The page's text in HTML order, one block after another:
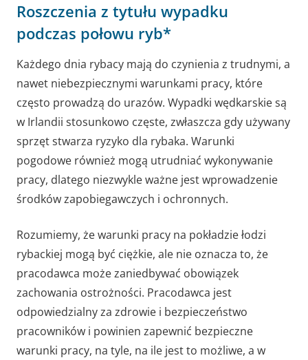
Roszczenia z tytułu wypadku
podczas połowu ryb*
Każdego dnia rybacy mają do czynienia z trudnymi, a
nawet niebezpiecznymi warunkami pracy, które
często prowadzą do urazów. Wypadki wędkarskie są
w Irlandii stosunkowo częste, zwłaszcza gdy używany
sprzęt stwarza ryzyko dla rybaka. Warunki
pogodowe również mogą utrudniać wykonywanie
pracy, dlatego niezwykle ważne jest wprowadzenie
środków zapobiegawczych i ochronnych.
Rozumiemy, że warunki pracy na pokładzie łodzi
rybackiej mogą być ciężkie, ale nie oznacza to, że
pracodawca może zaniedbywać obowiązek
zachowania ostrożności. Pracodawca jest
odpowiedzialny za zdrowie i bezpieczeństwo
pracowników i powinien zapewnić bezpieczne
warunki pracy, na tyle, na ile jest to możliwe, a w